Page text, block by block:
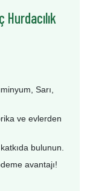
Sarı,
ve evlerden
bulunun.
avantajı!